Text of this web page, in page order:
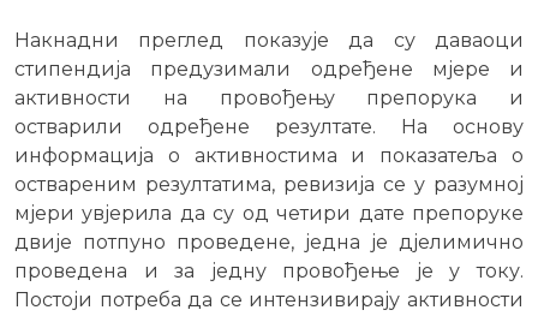
Накнадни преглед показује да су даваоци
стипендија предузимали одређене мјере и
активности на провођењу препорука и
остварили одређене резултате. На основу
информација о активностима и показатеља о
оствареним резултатима, ревизија се у разумној
мјери увјерила да су од четири дате препоруке
двије потпуно проведене, једна је дјелимично
проведена и за једну провођење је у току.
Постоји потреба да се интензивирају активности